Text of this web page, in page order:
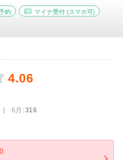
約 マイナ受付 (スマホ可)
4.06
| 6月:316